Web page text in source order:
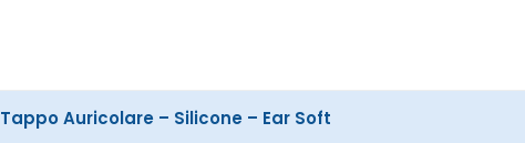
sito
Tappo Auricolare – Silicone – Ear Soft